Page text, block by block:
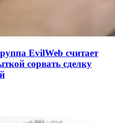
EvilWeb считает
сорвать сделку